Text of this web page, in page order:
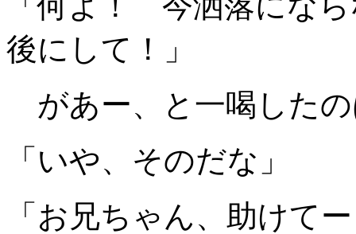
後にして！」
があー、と一喝した
「いや、そのだな」
「お兄ちゃん、助けて